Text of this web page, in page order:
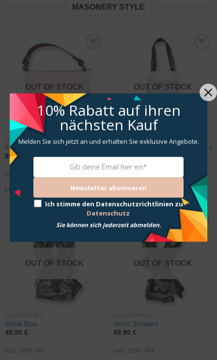
MASONERY STYLE
Wunschliste
hinzufügen
OUT OF STOCK
ACCESSOIRES
Kleine Handtasche Biene Pink
89,95
incl. 19% VAT
Lieferzeit: 3-5 Werktage
OUT OF STOCK
ACCESSOIRES
Mini Handtasche Biene Schwarz
89,95€
Lieferzeit: 3-5 Werktage
OUT OF STOCK
Schal Blau
49,95 €
incl. 19% VAT
Wunschliste
hinzufügen
OUT OF STOCK
Schal Schwarz
49,95 €
incl. 19% VAT
10% Rabatt auf ihren
nächsten Kauf
Melden Sie sich jetzt an und erhalten Sie exklusive Angebote.
Newsletter abonnieren
Ich stimme den Datenschutzrichtlinien zu
Datenschutz
Sie können sich jederzeit abmelden.